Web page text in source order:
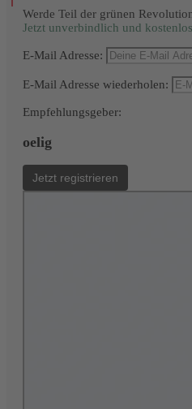
Werde Teil der grünen
Jetzt unverbindlich und
E-Mail Adresse
E-Mail Adresse wiederholen
Empfehlungsgeber
oelig
Jetzt registrieren